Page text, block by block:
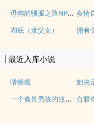
母狗的驯服之路NP（强制爱）
湖底（亲父女）
最近入库小说
嗜糖瘾
一个禽兽男孩的故事（母子乱伦） 合寢